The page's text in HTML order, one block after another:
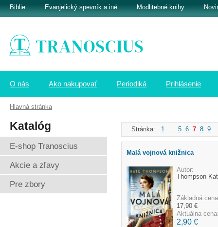
O nás Ako nakupovať Periodiká Prihlásenie
Stránka: 1 ... 5 6 7 8 9
Malá vojnová knižnica
Autor:
Thompson
Základná
17,90 €
Aktuálna
2,90 €
Katalóg
E-shop Tranoscius
Akcie a zľavy
Pre zbory
Biblie Evanjelický spevník a iné Modlitebné knihy
Hlavná stránka